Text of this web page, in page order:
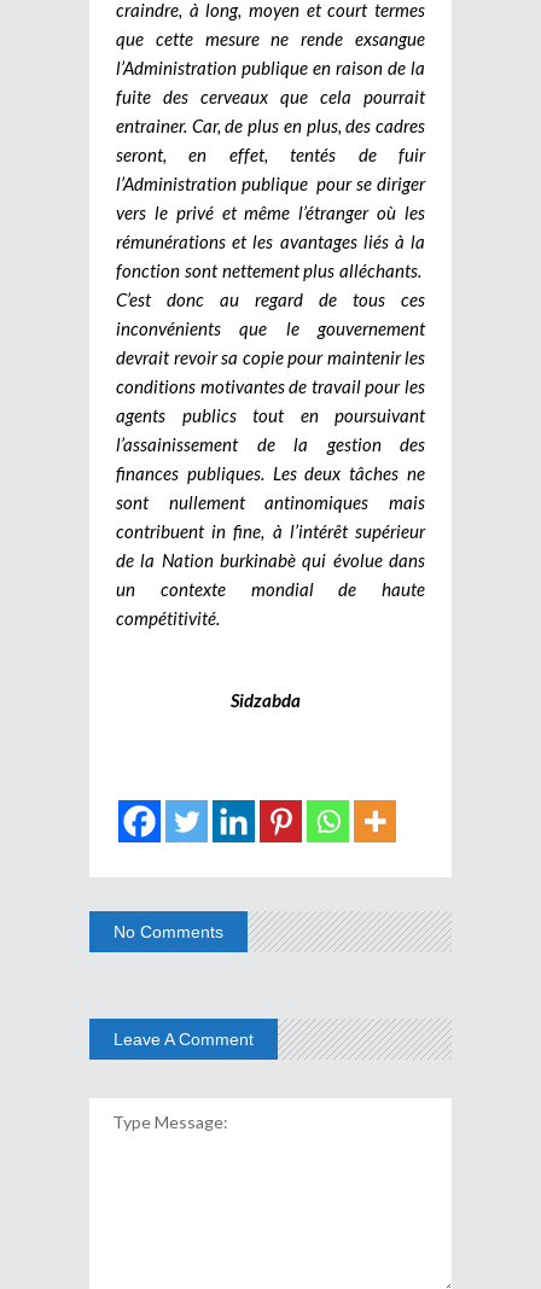
craindre, à long, moyen et court termes
que cette mesure ne rende exsangue
l’Administration publique en raison de la
fuite des cerveaux que cela pourrait
entrainer. Car, de plus en plus, des cadres
seront, en effet, tentés de fuir
l’Administration publique pour se diriger
vers le privé et même l’étranger où les
rémunérations et les avantages liés à la
fonction sont nettement plus alléchants.
C’est donc au regard de tous ces
inconvénients que le gouvernement
devrait revoir sa copie pour maintenir les
conditions motivantes de travail pour les
agents publics tout en poursuivant
l’assainissement de la gestion des
finances publiques. Les deux tâches ne
sont nullement antinomiques mais
contribuent in fine, à l’intérêt supérieur
de la Nation burkinabè qui évolue dans
un contexte mondial de haute
compétitivité.
Sidzabda
No Comments
Leave A Comment